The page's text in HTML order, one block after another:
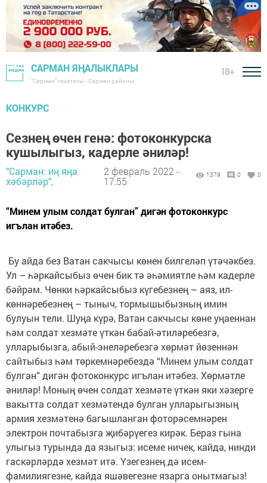
САРМАН ЯҢАЛЫКЛАРЫ
"Сарман" газетасы - Сарман районы
18+
КОНКУРС
Сезнең өчен генә: фотоконкурска
кушылыгыз, кадерле әниләр!
"Сарман: иң яңа
хәбәрләр",
2 февраль 2022 -
17:55
1379 0 0
“Минем улым солдат булган” дигән фотоконкурс
игълан итәбез.
Бу айда без Ватан сакчысы көнен билгеләп үтәчәкбез.
Ул – һәркайсыбыз өчен бик тә әһәмиятле һәм кадерле
бәйрәм. Чөнки һәркайсыбыз күгебезнең – аяз, ил-
көннәребезнең – тыныч, тормышыбызның имин
булуын тели. Шуңа күрә, Ватан сакчысы көне уңаеннан
һәм солдат хезмәте үткән бабай-әтиләребезгә,
улларыбызга, абый-энеләребезгә хөрмәт йөзеннән
сайтыбыз һәм төркемнәребездә “Минем улым солдат
булган” дигән фотоконкурс игълан итәбез. Хөрмәтле
әниләр! Моның өчен солдат хезмәте үткән яки хәзерге
вакытта солдат хезмәтендә булган улларыгызның
армия хезмәтенә багышланган фоторәсемнәрен
электрон почтабызга җибәрүегез кирәк. Бераз гына
улыгыз турында да языгыз: исеме ничек, кайда, нинди
гаскәрләрдә хезмәт итә. Үзегезнең дә исем-
фамилиягезне, кайда яшәвегезне язарга онытмагыз!